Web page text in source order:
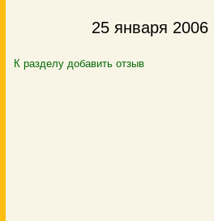
25 января 2006
К разделу добавить отзыв